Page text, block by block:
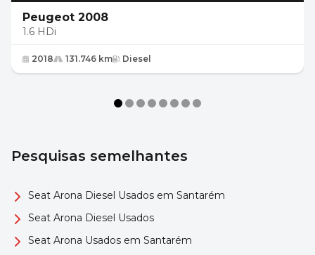
Peugeot 2008
1.6 HDi
2018 131.746 km Diesel
Pesquisas semelhantes
Seat Arona Diesel Usados em Santarém
Seat Arona Diesel Usados
Seat Arona Usados em Santarém